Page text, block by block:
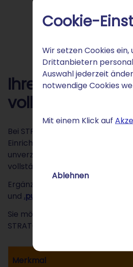
Cookie-
Wir setzen Cookies
Drittanbietern
Auswahl jederzeit
notwendige Cookies
Mit einem Klick auf
Ablehnen
Ihre .catering-
voller Service
Bei STRATO registrieren Sie
Einrichtungsgebühren. Das
unverzichtbarer
vollständigen digitalen Auftritt.
Ergänzend verfügbar: die
und .pub-Domain
Sie möchten sofort loslegen?
STRATO.
Merkmal